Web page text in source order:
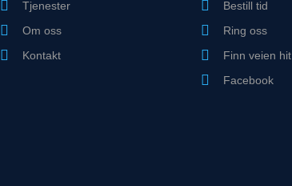
Tjenester
Om oss
Kontakt
Bestill tid
Ring oss
Finn veien hit
Facebook